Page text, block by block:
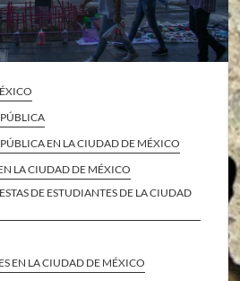
EN LA CIUDAD DE MÉXICO
LA CIUDAD DE MÉXICO
DE ESTUDIANTES DE LA CIUDAD
EN LA CIUDAD DE MÉXICO